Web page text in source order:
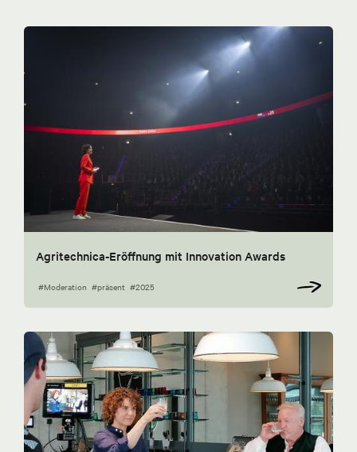
Agritechnica-Eröffnung mit Innovation Awards
#Moderation #präsent #2025